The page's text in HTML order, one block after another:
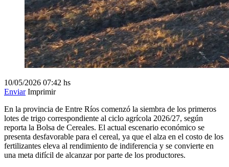
10/05/2026 07:42 hs
Enviar Imprimir
En la provincia de Entre Ríos comenzó la siembra de los primeros
lotes de trigo correspondiente al ciclo agrícola 2026/27, según
reporta la Bolsa de Cereales. El actual escenario económico se
presenta desfavorable para el cereal, ya que el alza en el costo de los
fertilizantes eleva al rendimiento de indiferencia y se convierte en
una meta difícil de alcanzar por parte de los productores.